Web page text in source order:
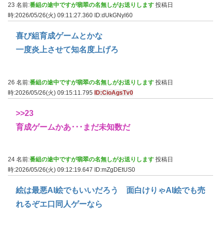
23 名前:番組の途中ですが翡翠の名無しがお送りします 投稿日
時:2026/05/26(火) 09:11:27.360 ID:dUkGNyl60
喜び組育成ゲームとかな
一度炎上させて知名度上げろ
26 名前:番組の途中ですが翡翠の名無しがお送りします 投稿日
時:2026/05/26(火) 09:15:11.795 ID:CioAgsTv0
>>23
育成ゲームかあ･･･まだ未知数だ
24 名前:番組の途中ですが翡翠の名無しがお送りします 投稿日
時:2026/05/26(火) 09:12:19.647
ID:mZgDEtUS0
絵は最悪AI絵でもいいだろう 面白けりゃAI絵でも売
れるぞエ口同人ゲーなら